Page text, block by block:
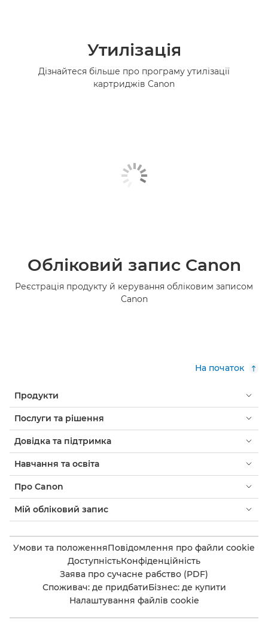
Утилізація
Дізнайтеся більше про програму утилізації
картриджів Canon
Обліковий запис Canon
Реєстрація продукту й керування обліковим записом
Canon
На початок
Продукти
Послуги та рішення
Довідка та підтримка
Навчання та освіта
Про Canon
Мій обліковий запис
Умови та положенняПовідомлення про файли cookie
ДоступністьКонфіденційність
Заява про сучасне рабство (PDF)
Споживач: де придбатиБізнес: де купити
Налаштування файлів cookie